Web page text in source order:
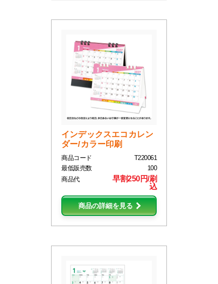
インデックスエコカレン
ダー/カラー印刷
商品コード
T220061
最低販売数
100
商品代
早割250円/刷
込
商品の詳細を見る